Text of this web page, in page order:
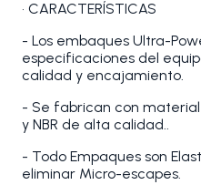
• CARACTERÍSTICAS
- Los embaques Ultra-
especificaciones del
calidad y encajamiento.
- Se fabrican con
y NBR de alta calidad..
- Todo Empaques son
eliminar Micro-escapes.